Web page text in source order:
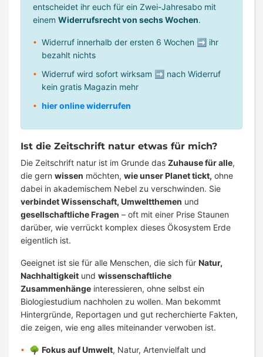
entscheidet ihr euch für ein Zwei-Jahresabo mit
einem Widerrufsrecht von sechs Wochen.
Widerruf innerhalb der ersten 6 Wochen ➡ ihr
bezahlt nichts
Widerruf wird sofort wirksam ➡ nach Widerruf
kein gratis Magazin mehr
hier online widerrufen
Ist die Zeitschrift natur etwas für mich?
Die Zeitschrift natur ist im Grunde das Zuhause für alle,
die gern wissen möchten, wie unser Planet tickt, ohne
dabei in akademischem Nebel zu verschwinden. Sie
verbindet Wissenschaft, Umweltthemen und
gesellschaftliche Fragen – oft mit einer Prise Staunen
darüber, wie verrückt komplex dieses Ökosystem Erde
eigentlich ist.
Geeignet ist sie für alle Menschen, die sich für Natur,
Nachhaltigkeit und wissenschaftliche
Zusammenhänge interessieren, ohne selbst ein
Biologiestudium nachholen zu wollen. Man bekommt
Hintergründe, Reportagen und gut recherchierte Fakten,
die zeigen, wie eng alles miteinander verwoben ist.
🌳 Fokus auf Umwelt, Natur, Artenvielfalt und